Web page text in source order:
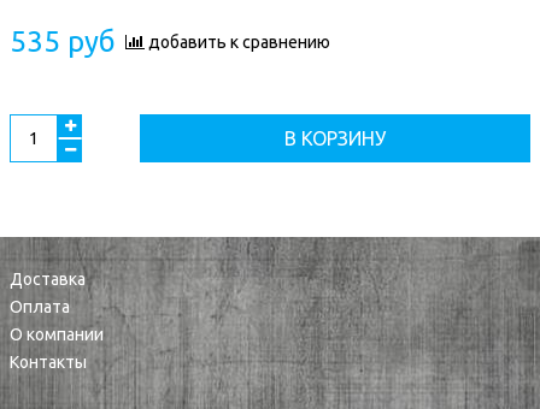
535 руб добавить к сравнению
В КОРЗИНУ
Доставка
Оплата
О компании
Контакты